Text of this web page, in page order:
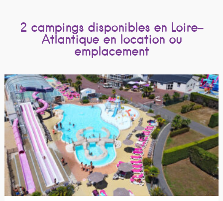
2 campings disponibles en Loire-
Atlantique en location ou
emplacement